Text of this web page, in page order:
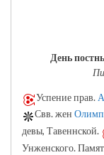
День
Успение прав.
Свв. жен
девы, Тавеннской.
Унженского.